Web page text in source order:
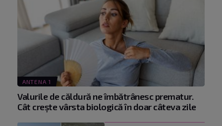
ANTENA 1
Valurile de căldură ne îmbătrânesc prematur.
Cât crește vârsta biologică în doar câteva zile